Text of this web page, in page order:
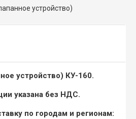
устройство) КУ-160.
указана без НДС.
по городам и регионам: